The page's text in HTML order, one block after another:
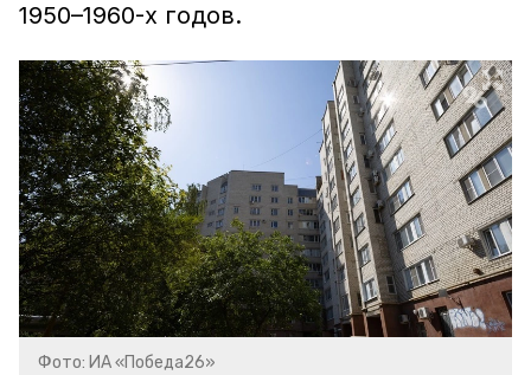
1950–1960-х годов.
Фото: ИА «Победа26»